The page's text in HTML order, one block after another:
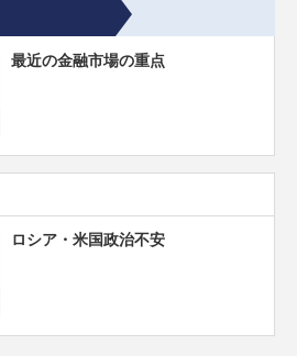
最近の金融市場の重点
ロシア・米国政治不安